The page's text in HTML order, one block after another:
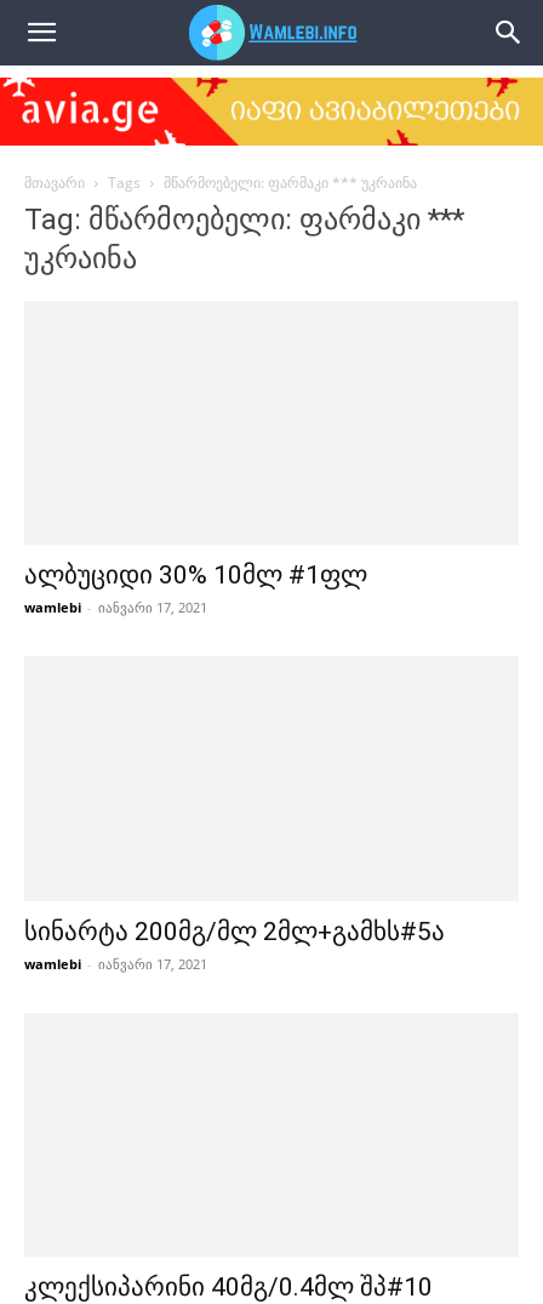
წამლები
მთავარი Tags მწარმოებელი: ფარმაკი *** უკრაინა
Tag: მწარმოებელი: ფარმაკი ***
უკრაინა
ალბუციდი 30% 10მლ #1ფლ
wamlebi - იანვარი 17, 2021
სინარტა 200მგ/მლ 2მლ+გამხს#5ა
wamlebi - იანვარი 17, 2021
კლექსიპარინი 40მგ/0.4მლ შპ#10